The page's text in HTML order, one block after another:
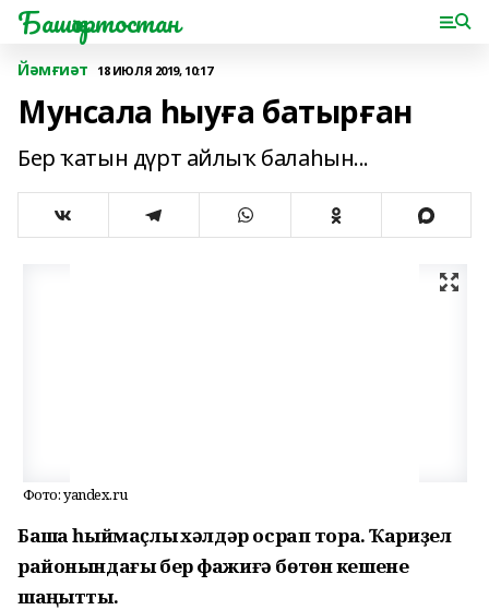
Башҡортостан
Йәмғиәт 18 ИЮЛЯ 2019, 10:17
Мунсала һыуға батырған
Бер ҡатын дүрт айлыҡ балаһын...
Фото: yandex.ru
Башҡа һыймаҫлыҡ хәлдәр осрап тора. Ҡариҙел
районындағы бер фажиғә бөтөн кешене
шаңҡытты.